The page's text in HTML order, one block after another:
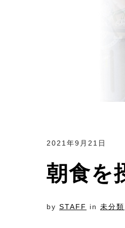
2021年9月21日
朝食を
by STAFF in 未分類